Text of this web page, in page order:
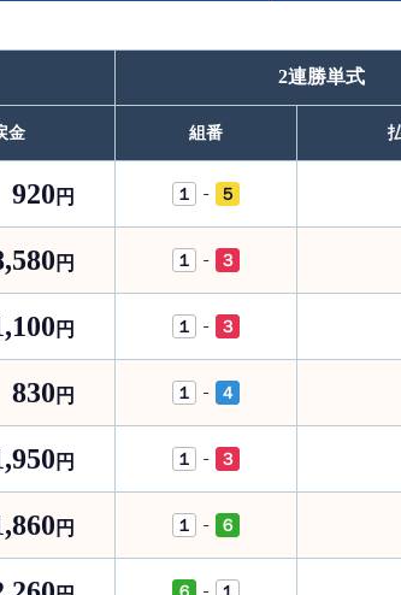
2連勝単式
金 組番
920 円 １ - ５
円 １ - ３
円 １ - ３
830 円 １ - ４
円 １ - ３
円 １ - ６